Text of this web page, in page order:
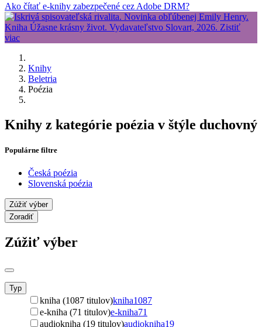
Ako čítať e-knihy zabezpečené cez Adobe DRM?
Knihy
Beletria
Poézia
Knihy z kategórie poézia v štýle duchovný
Populárne filtre
Česká poézia
Slovenská poézia
Zúžiť výber
Zoradiť
Zúžiť výber
Typ
kniha (1087 titulov)kniha1087
e-kniha (71 titulov)e-kniha71
audiokniha (19 titulov)audiokniha19